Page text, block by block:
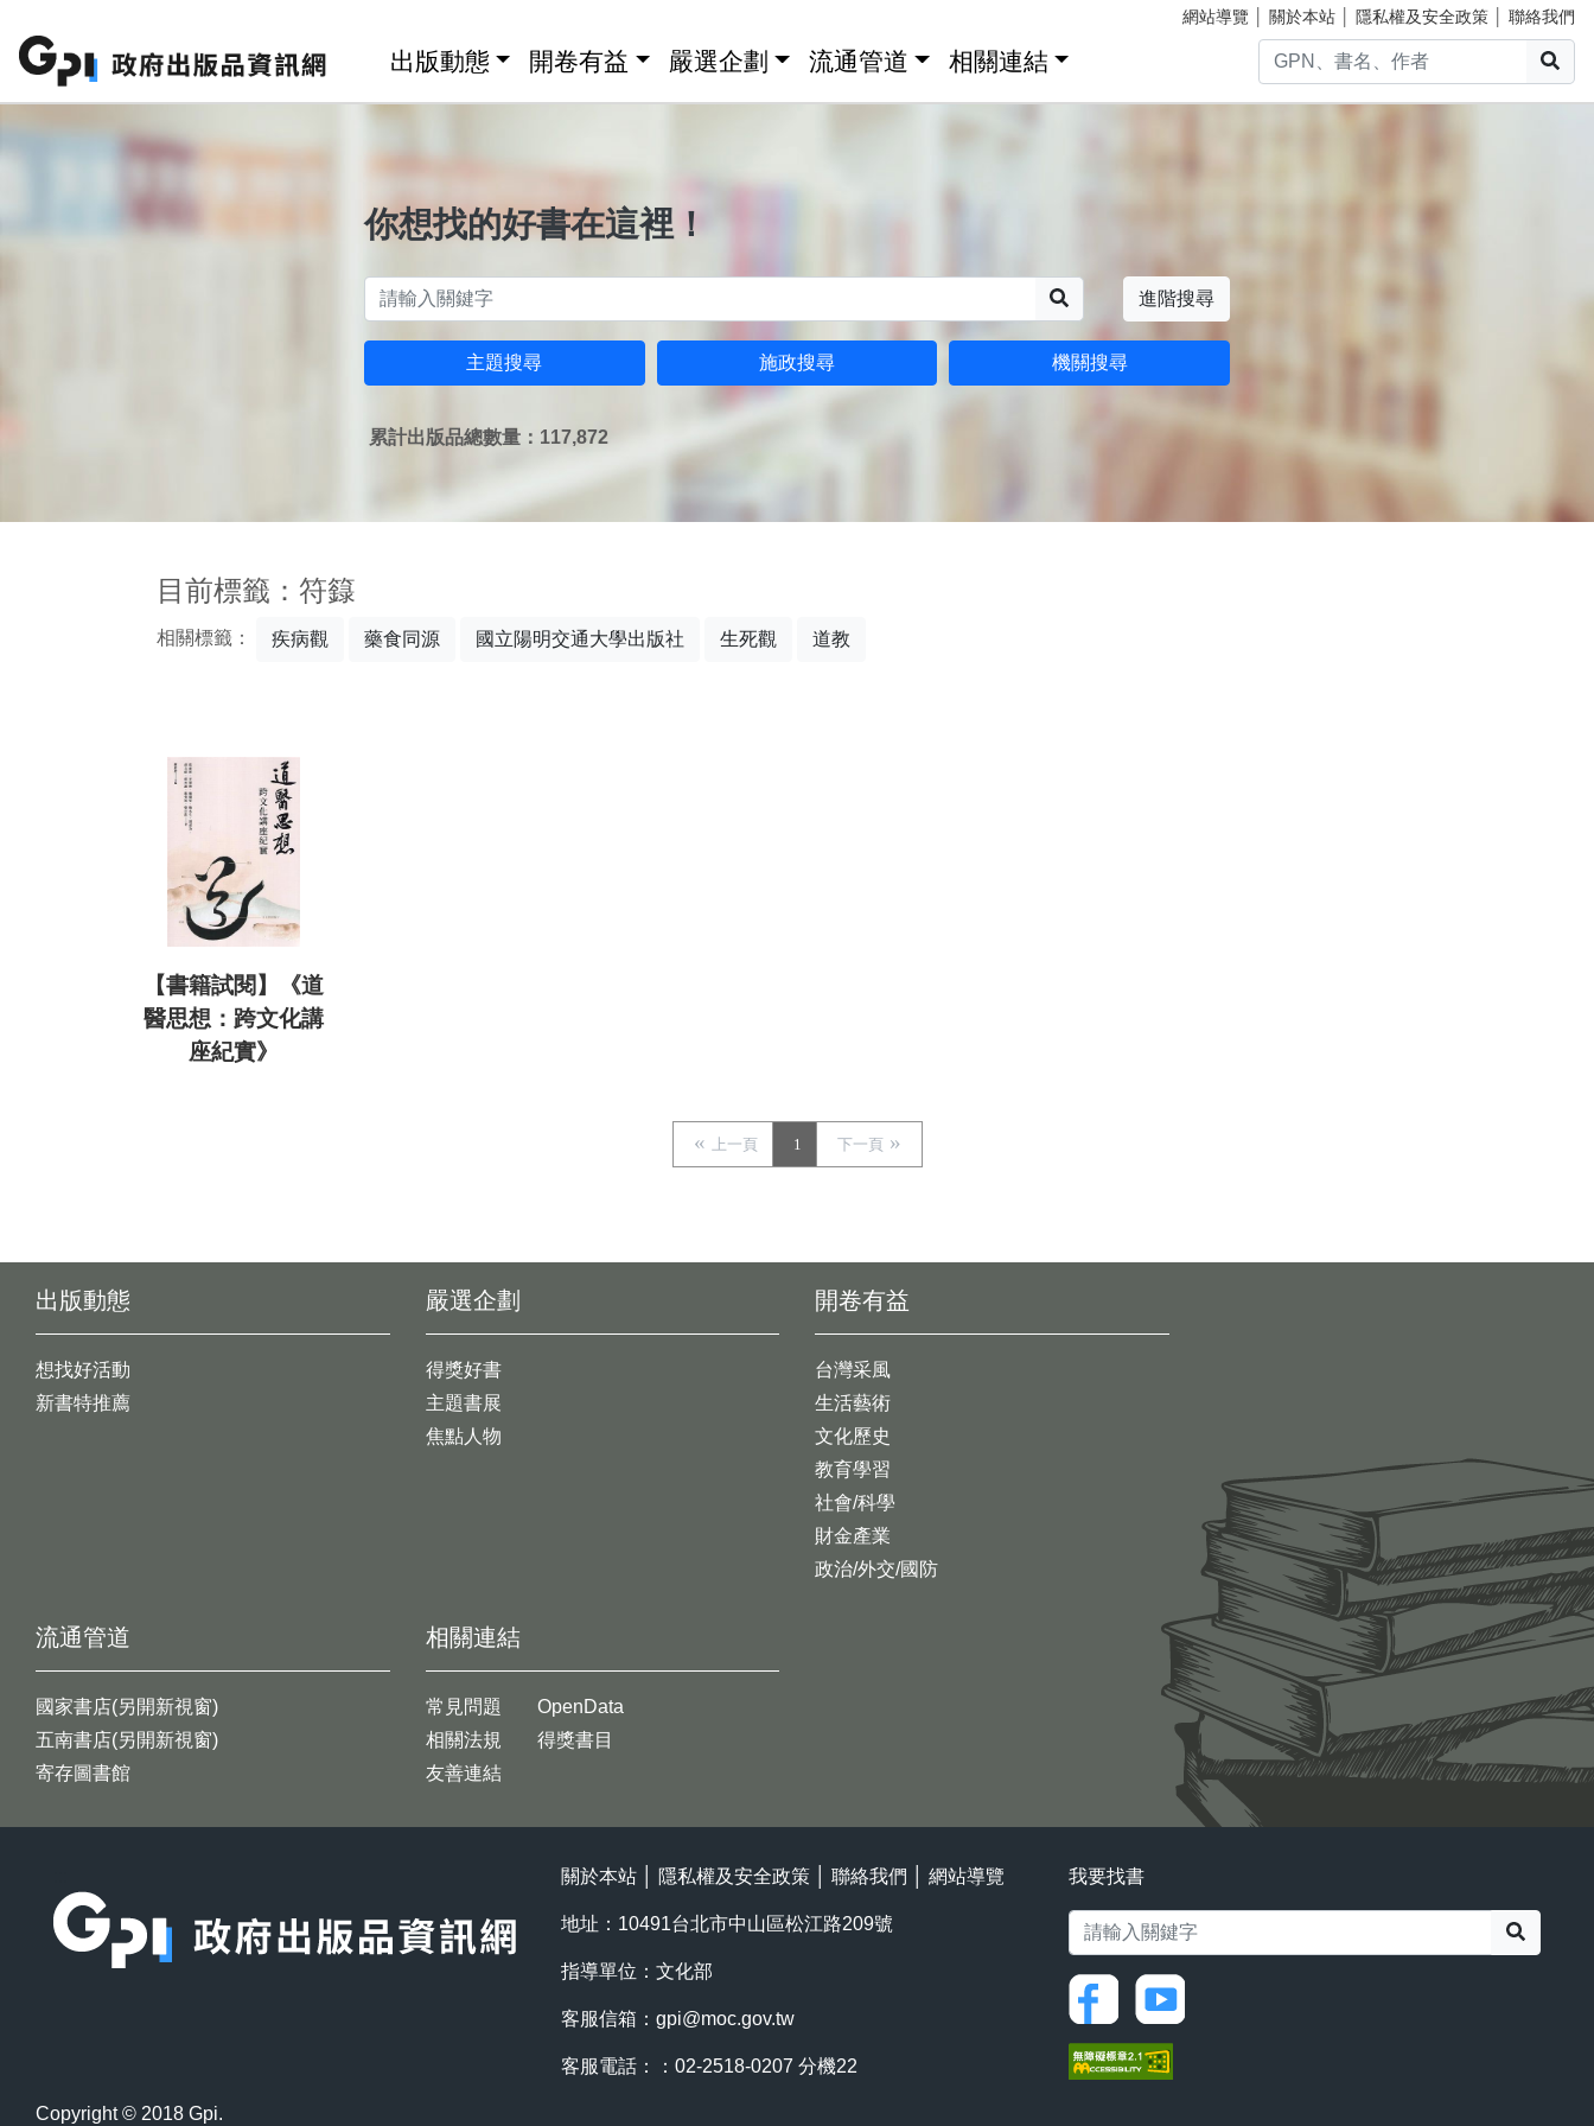
網站導覽 關於本站 隱私權及安全政策 聯絡我們
出版動態 開卷有益 嚴選企劃 流通管道 相關連結
你想找的好書在這裡！
進階搜尋
主題搜尋 施政搜尋 機關搜尋
累計出版品總數量：117,872
目前標籤：符籙
相關標籤： 疾病觀 藥食同源 國立陽明交通大學出版社 生死觀 道教
【書籍試閱】《道
醫思想：跨文化講
座紀實》
上一頁 1 下一頁
出版動態
想找好活動
新書特推薦
開卷有益
台灣采風
生活藝術
文化歷史
教育學習
社會/科學
財金產業
政治/外交/國防
嚴選企劃
得獎好書
主題書展
焦點人物
流通管道
國家書店(另開新視窗)
五南書店(另開新視窗)
寄存圖書館
相關連結
常見問題
相關法規
友善連結
OpenData
得獎書目
關於本站 隱私權及安全政策 聯絡我們 網站導覽
地址：10491台北市中山區松江路209號
指導單位：文化部
客服信箱： gpi@moc.gov.tw
客服電話：：02-2518-0207 分機22
我要找書
Copyright © 2018 Gpi.